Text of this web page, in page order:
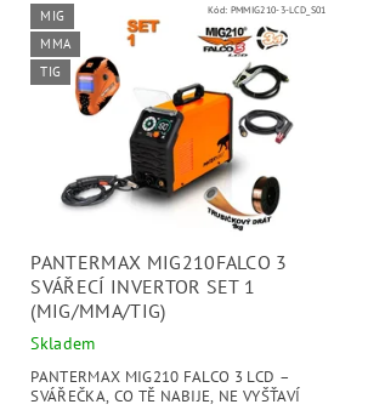
MIG
MMA
TIG
Kód: PMMIG210-3-LCD_S01
PANTERMAX MIG210FALCO 3
SVÁŘECÍ INVERTOR SET 1
(MIG/MMA/TIG)
Skladem
PANTERMAX MIG210 FALCO 3 LCD –
SVÁŘEČKA, CO TĚ NABIJE, NE VYŠŤAVÍ